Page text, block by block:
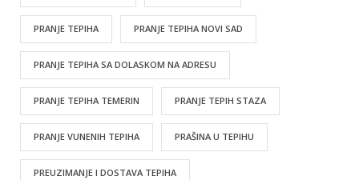
PRANJE TEPIHA PRANJE TEPIHA NOVI SAD
PRANJE TEPIHA SA DOLASKOM NA ADRESU
PRANJE TEPIHA TEMERIN PRANJE TEPIH STAZA
PRANJE VUNENIH TEPIHA PRAŠINA U TEPIHU
PREUZIMANJE I DOSTAVA TEPIHA